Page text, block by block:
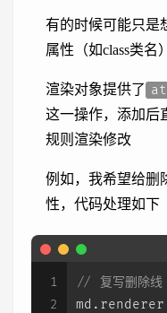
有的时候可能只是
属性（如class类
渲染对象提供了
这一操作，添加后
规则渲染修改
例如，我希望给删
性，代码处理如下
1
2
// 复写删除线
md. renderer